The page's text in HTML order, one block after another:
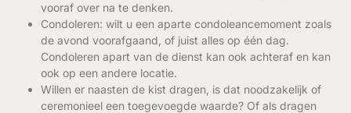
vooraf over na te denken.
Condoleren: wilt u een aparte condoleancemoment zoals
de avond voorafgaand, of juist alles op één dag.
Condoleren apart van de dienst kan ook achteraf en kan
ook op een andere locatie.
Willen er naasten de kist dragen, is dat noodzakelijk of
ceremonieel een toegevoegde waarde? Of als dragen